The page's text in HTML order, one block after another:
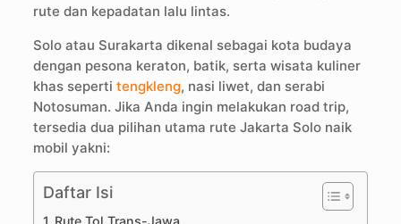
rute dan kepadatan lalu lintas.
Solo atau Surakarta dikenal sebagai kota budaya
dengan pesona keraton, batik, serta wisata kuliner
khas seperti tengkleng, nasi liwet, dan serabi
Notosuman. Jika Anda ingin melakukan road trip,
tersedia dua pilihan utama rute Jakarta Solo naik
mobil yakni:
Daftar Isi
Rute Tol Trans-Jawa